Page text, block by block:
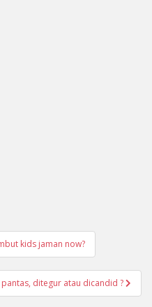
kids jaman now?
ditegur atau dicandid ?